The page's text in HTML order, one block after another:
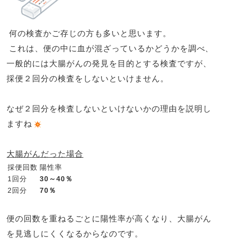
何の検査かご存じの方も多いと思います。
これは、便の中に血が混ざっているかどうかを調べ、
一般的には大腸がんの発見を目的とする検査ですが、
採便２回分の検査をしないといけません。
なぜ２回分を検査しないといけないかの理由を説明し
ますね
大腸がんだった場合
採便回数 陽性率
1回分
30 ～40 ％
2回分
70 ％
便の回数を重ねるごとに陽性率が高くなり、大腸がん
を見逃しにくくなるからなのです。